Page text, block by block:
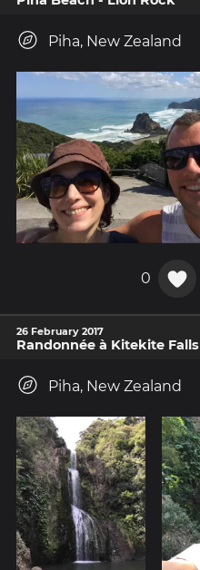
Piha, New Zealand
0
26 February 2017
Randonnée à Kitekite Falls
Piha, New Zealand